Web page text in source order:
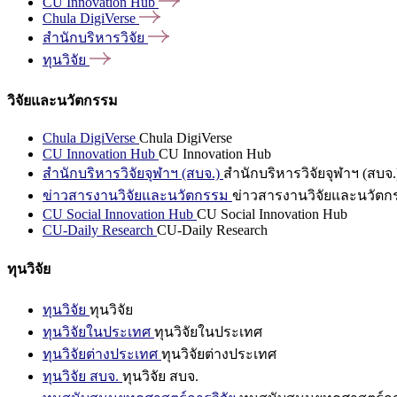
Chula DigiVerse
สำนักบริหารวิจัย
ทุนวิจัย
วิจัยและนวัตกรรม
Chula DigiVerse Chula DigiVerse
CU Innovation Hub CU Innovation Hub
สำนักบริหารวิจัยจุฬาฯ (สบจ.) สำนักบริหารวิจัยจุฬาฯ (สบจ
ข่าวสารงานวิจัยและนวัตกรรม ข่าวสารงานวิจัยและนวัตก
CU Social Innovation Hub CU Social Innovation Hub
CU-Daily Research CU-Daily Research
ทุนวิจัย
ทุนวิจัย ทุนวิจัย
ทุนวิจัยในประเทศ ทุนวิจัยในประเทศ
ทุนวิจัยต่างประเทศ ทุนวิจัยต่างประเทศ
ทุนวิจัย สบจ. ทุนวิจัย สบจ.